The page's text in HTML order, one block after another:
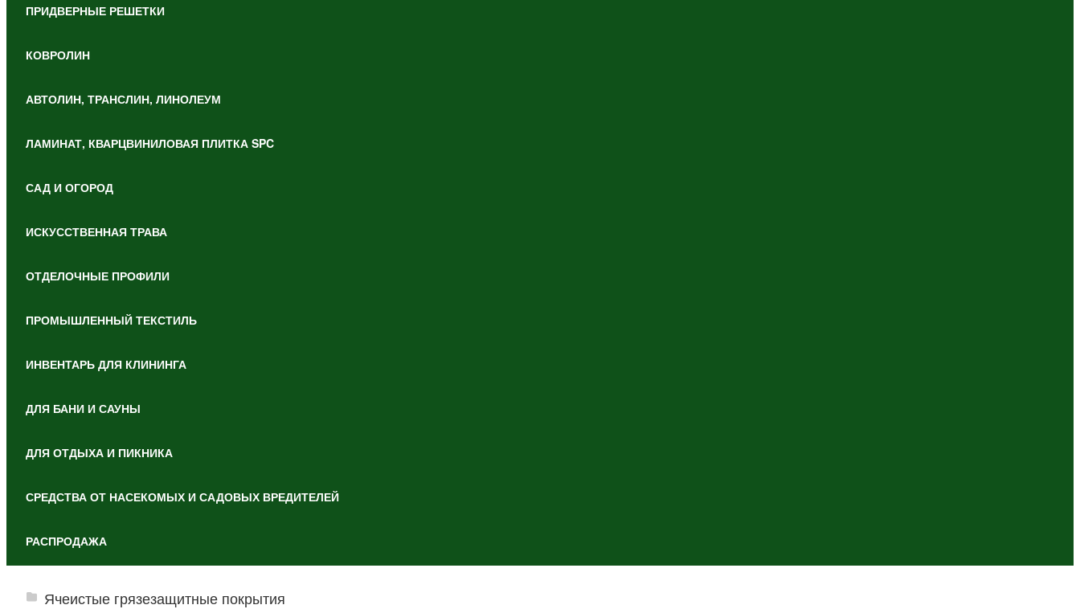
ПРИДВЕРНЫЕ РЕШЕТКИ
КОВРОЛИН
АВТОЛИН, ТРАНСЛИН, ЛИНОЛЕУМ
ЛАМИНАТ, КВАРЦВИНИЛОВАЯ ПЛИТКА SPC
САД И ОГОРОД
ИСКУССТВЕННАЯ ТРАВА
ОТДЕЛОЧНЫЕ ПРОФИЛИ
ПРОМЫШЛЕННЫЙ ТЕКСТИЛЬ
ИНВЕНТАРЬ ДЛЯ КЛИНИНГА
ДЛЯ БАНИ И САУНЫ
ДЛЯ ОТДЫХА И ПИКНИКА
СРЕДСТВА ОТ НАСЕКОМЫХ И САДОВЫХ ВРЕДИТЕЛЕЙ
РАСПРОДАЖА
Ячеистые грязезащитные покрытия